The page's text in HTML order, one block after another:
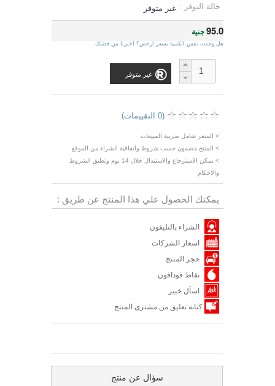
حالة التوفر : غير متوفر
95.0جنية
هل وجدت نفس الكمية بسعر ارخص؟ اخبرنا من فضلك
غير متوفر
(0 التقييمات)
> السعر شامل ضريبة المبيعات
> المنتج مضمون حسب شروط واتفاقية الشراء من الموقع
> يمكن الاسترجاع والاستبدال خلال 14 يوم وتطبق الشروط
والاحكام
يمكنك الحصول علي هذا المنتج عن طريق :
الشراء بالتليفون
اسعار الشركات
حجز المنتج
نقاط فودافون
اسأل خبير
كتابة تعليق من مشترى المنتج
سؤال عن منتج